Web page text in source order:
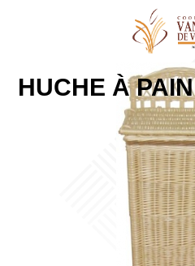
HUCHE À PAIN